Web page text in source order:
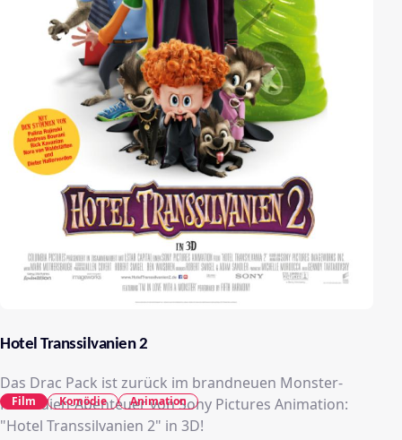
Hotel Transsilvanien 2
Das Drac Pack ist zurück im brandneuen Monster-
Komödien-Abenteuer von Sony Pictures Animation:
"Hotel Transsilvanien 2" in 3D!
Film Komödie Animation